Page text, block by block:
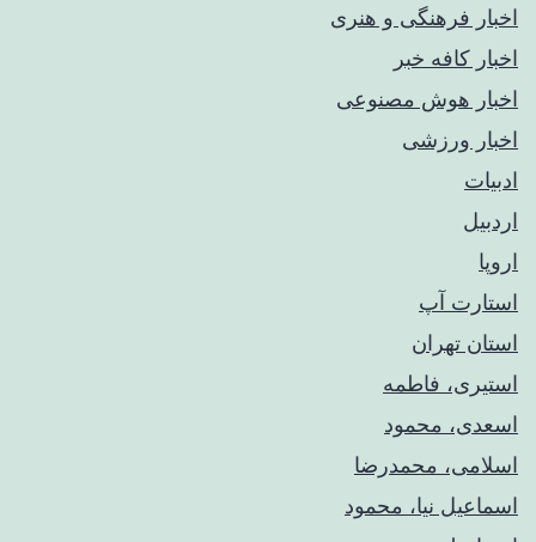
اخبار فرهنگی و هنری
اخبار کافه خبر
اخبار هوش مصنوعی
اخبار ورزشی
ادبیات
اردبیل
اروپا
استارت آپ
استان تهران
استیری، فاطمه
اسعدی، محمود
اسلامی، محمدرضا
اسماعیل نیا، محمود